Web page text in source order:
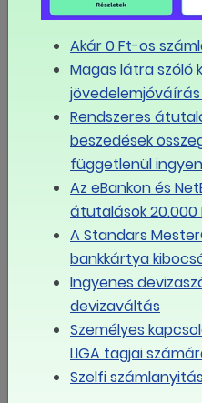
LINK
Aláírták a megállapodást
minimálbérről és a
bérminimumról
Aláírták a hároméves
bérmegállapodást
Mészáros Melinda a
Akár 0 Ft-os
Magas látra szóló
Rendszeres
beszedések
függetlenül
Az eBankon és
átutalások 20.000
A Standars
bankkártya
Ingyenes
devizaváltás
Személyes
LIGA tagjai
Szelfi